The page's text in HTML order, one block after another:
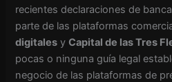
recientes declaraciones de
parte de las plataformas
digitales yCapital de las Tres
pocas o ninguna guía legal
negocio de las plataformas de